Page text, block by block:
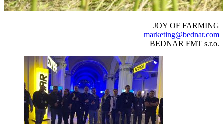
JOY OF FARMING
marketing@bednar.com
BEDNAR FMT s.r.o.